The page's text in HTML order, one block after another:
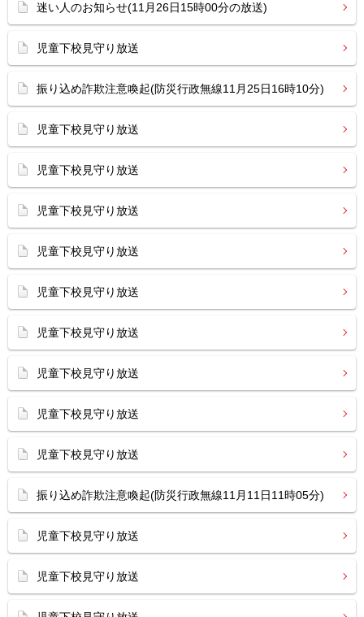
迷い人のお知らせ(11月26日15時00分の放送)
児童下校見守り放送
振り込め詐欺注意喚起(防災行政無線11月25日16時10分)
児童下校見守り放送
児童下校見守り放送
児童下校見守り放送
児童下校見守り放送
児童下校見守り放送
児童下校見守り放送
児童下校見守り放送
児童下校見守り放送
児童下校見守り放送
振り込め詐欺注意喚起(防災行政無線11月11日11時05分)
児童下校見守り放送
児童下校見守り放送